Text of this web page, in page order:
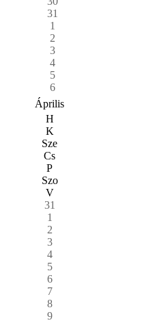
31
1
2
3
4
5
6
Április
H
K
Sze
Cs
P
Szo
V
31
1
2
3
4
5
6
7
8
9